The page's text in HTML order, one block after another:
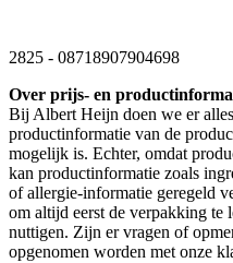
2825 - 08718907904698
Over prijs- en
Bij Albert Heijn doen we er
productinformatie van de
mogelijk is. Echter, omdat
kan productinformatie zoals
of allergie-informatie geregeld
om altijd eerst de verpakking te
nuttigen. Zijn er vragen of
opgenomen worden met onze